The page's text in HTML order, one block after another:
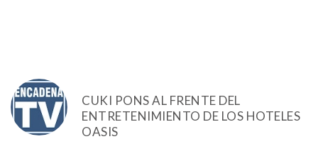
CUKI PONS AL FRENTE DEL
ENTRETENIMIENTO DE LOS HOTELES
OASIS